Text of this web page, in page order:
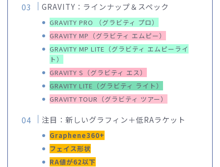
GRAVITY：ラインナップ＆スペック
GRAVITY PRO （グラビティ プロ）
GRAVITY MP（グラビティ エムピー）
GRAVITY MP LITE（グラビティ エムピーライ
ト）
GRAVITY S（グラビティ エス）
GRAVITY LITE（グラビティ ライト）
GRAVITY TOUR（グラビティ ツアー）
注目：新しいグラフィン＋低RAラケット
Graphene360+
フェイス形状
RA値が62以下